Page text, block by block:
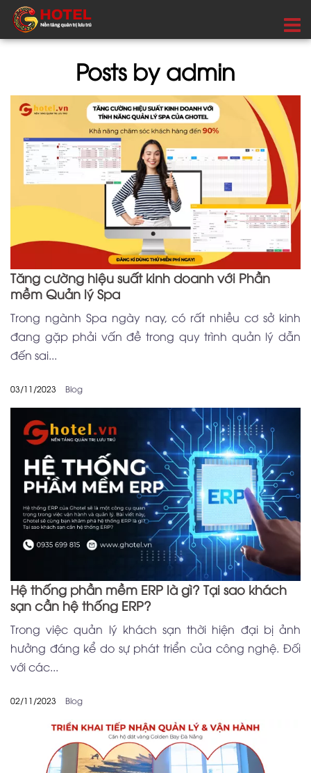
Posts by admin
Tăng cường hiệu suất kinh doanh với Phần
mềm Quản lý Spa
Trong ngành Spa ngày nay, có rất nhiều cơ sở kinh
đang gặp phải vấn đề trong quy trình quản lý dẫn
đến sai...
03/11/2023 Blog
Hệ thống phần mềm ERP là gì? Tại sao khách
sạn cần hệ thống ERP?
Trong việc quản lý khách sạn thời hiện đại bị ảnh
hưởng đáng kể do sự phát triển của công nghệ. Đối
với các...
02/11/2023 Blog